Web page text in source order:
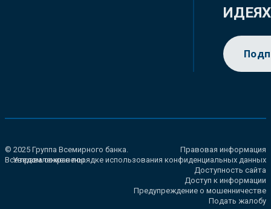
ИДЕЯХ
© 2025 Группа Всемирного банка.
Все права сохранены.
Правовая информация
Уведомление о порядке использования конфиденциальных данных
Доступность сайта
Доступ к информации
Предупреждение о мошенничестве
Подать жалобу